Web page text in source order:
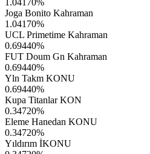
Joga Bonito Kahraman
1.04170%
UCL Primetime Kahraman
0.69440%
FUT Doum Gn Kahraman
0.69440%
Yln Takm KONU
0.69440%
Kupa Titanlar KON
0.34720%
Eleme Hanedan KONU
0.34720%
Yıldırım İKONU